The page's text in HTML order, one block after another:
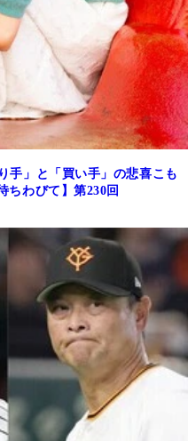
手」と「買い手」の悲喜こも
ちわびて】第230回